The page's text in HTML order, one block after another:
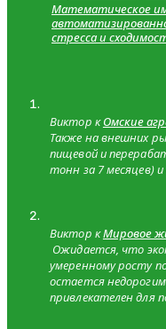
Математическое
стресса и
Виктор кОмские
Также на внешних
пищевой и
тонн за 7 месяцев)
Виктор кМировое
Ожидается, что
умеренному росту
остается
привлекателен для